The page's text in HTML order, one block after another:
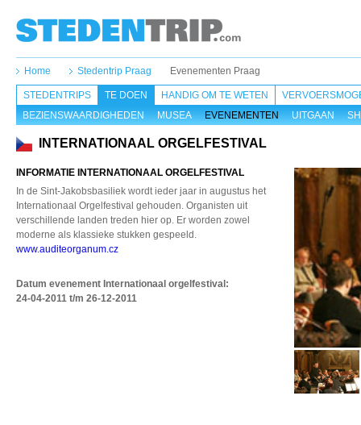
Home Stedentrip Praag Evenementen Praag
STEDENTRIPS
TE DOEN
BEZIENSWAARDIGHEDEN
MUSEA EVENEMENTEN UITGAAN
HANDIG OM TE WETEN
INTERNATIONAAL ORGELFESTIVAL
INFORMATIE INTERNATIONAAL ORGELFESTIVAL
In de Sint-Jakobsbasiliek wordt ieder jaar in augustus het
Internationaal Orgelfestival gehouden. Organisten uit
verschillende landen treden hier op. Er worden zowel
moderne als klassieke stukken gespeeld.
www.auditeorganum.cz
Datum evenement Internationaal orgelfestival :
24-04-2011 t/m 26-12-2011